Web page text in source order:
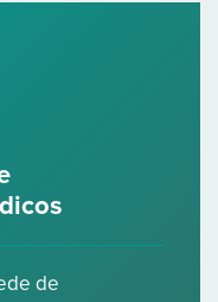
de